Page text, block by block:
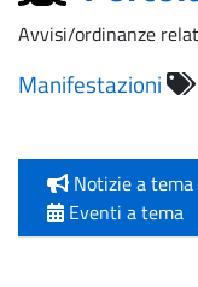
Avvisi/ordinanze
Manifestazioni
Notizie a tema
Eventi a tema